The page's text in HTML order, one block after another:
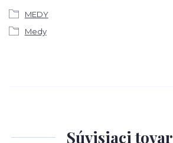
MEDY
Medy
Súvisiaci tovar